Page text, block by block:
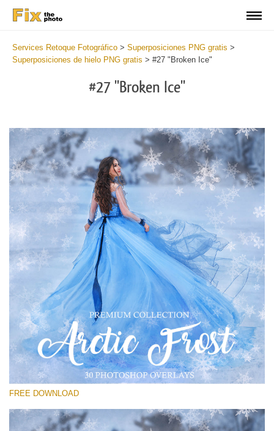
Services Retoque Fotográfico > Superposiciones PNG gratis >
Superposiciones de hielo PNG gratis > #27 "Broken Ice"
#27 "Broken Ice"
Por favor seleccione
Free PNG Overlay #27
Small 800*533px
Artic Frost
(30 Overlays)
Sunlight Collection
FREE DOWNLOAD